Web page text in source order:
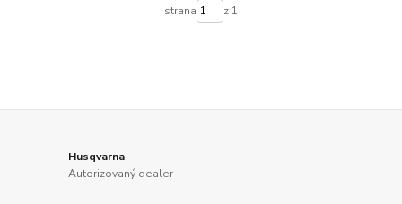
strana z 1
Husqvarna
Autorizovaný dealer